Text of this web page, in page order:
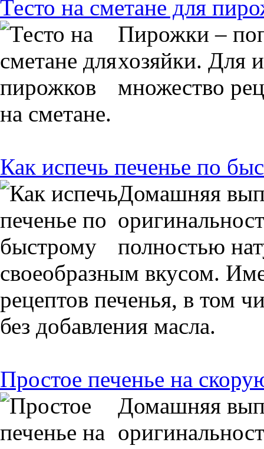
Тесто на сметане для
Пирожки –
хозяйки. Для
множество
на сметане.
Как испечь печенье по
Домашняя
полностью
своеобразным вкусом.
рецептов печенья, в том
без добавления масла.
Простое печенье на
Домашняя